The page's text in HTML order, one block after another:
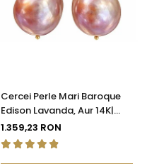
Cercei Perle Mari Baroque
Edison Lavanda, Aur 14K|
KASKADDA®
1.359,23 RON